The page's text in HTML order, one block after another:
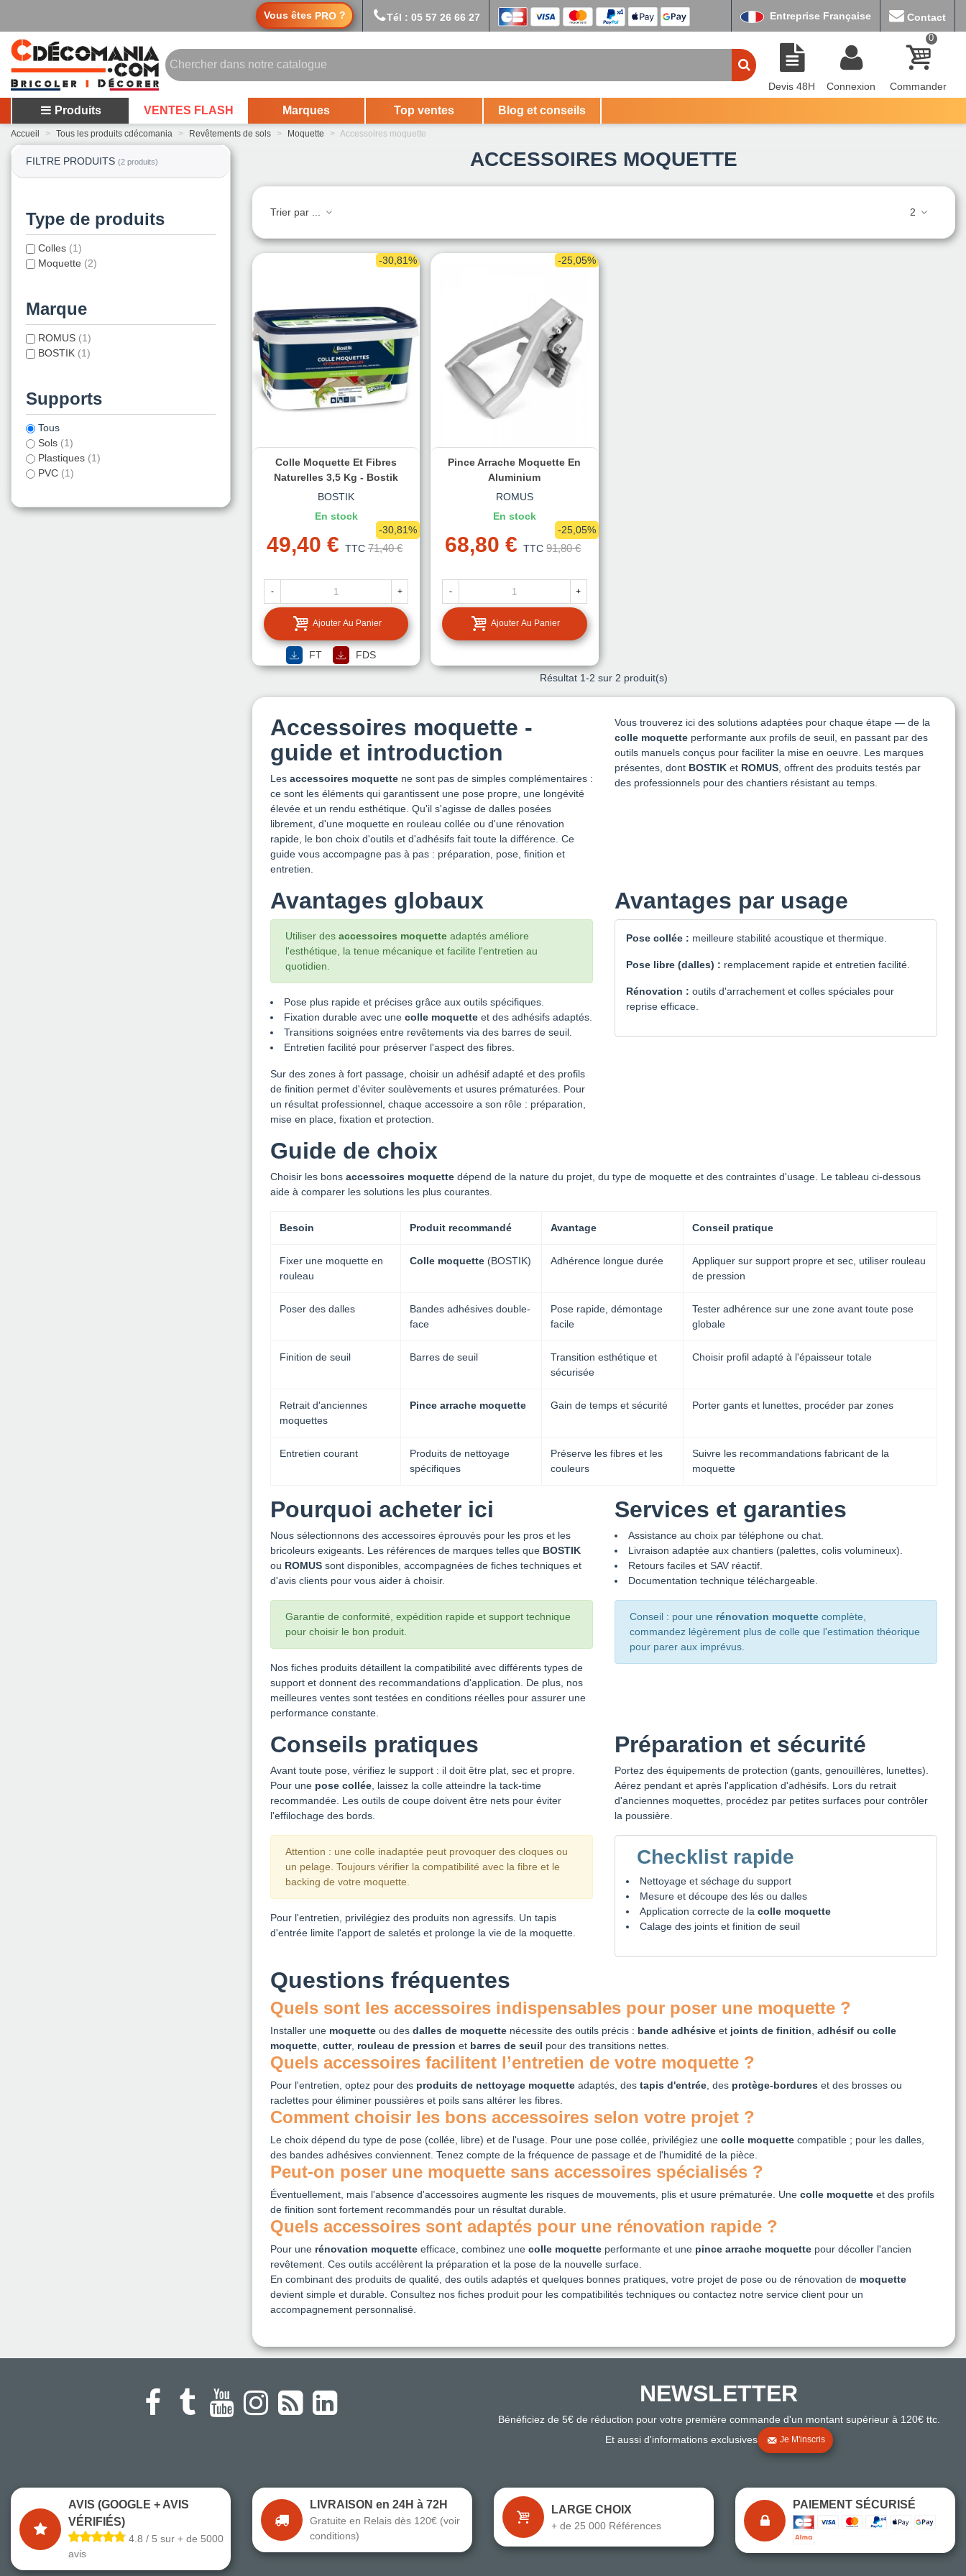
Vous êtes PRO ? Tél : 05 57 26 66 27 Entreprise Française Contact
Devis 48H Connexion
0
Commander
Produits VENTES FLASH Marques Top ventes Blog et conseils
Accueil > Tous les produits cdécomania > Revêtements de sols > Moquette > Accessoires moquette
FILTRE PRODUITS (2 produits)
Type de produits
Colles (1)
Moquette (2)
Marque
ROMUS (1)
BOSTIK (1)
Supports
Tous
Sols (1)
Plastiques (1)
PVC (1)
ACCESSOIRES MOQUETTE
Trier par ... 2
-30,81%
Colle Moquette Et Fibres
Naturelles 3,5 Kg - Bostik
BOSTIK
En stock
49,40 € TTC 71,40 €
-30,81%
- +
Ajouter Au Panier
FT FDS
-25,05%
Pince Arrache Moquette En
Aluminium
ROMUS
En stock
68,80 € TTC 91,80 €
-25,05%
- +
Ajouter Au Panier
Résultat 1-2 sur 2 produit(s)
Accessoires moquette -
guide et introduction
Les accessoires moquette ne sont pas de simples complémentaires :
ce sont les éléments qui garantissent une pose propre, une longévité
élevée et un rendu esthétique. Qu'il s'agisse de dalles posées
librement, d'une moquette en rouleau collée ou d'une rénovation
rapide, le bon choix d'outils et d'adhésifs fait toute la différence. Ce
guide vous accompagne pas à pas : préparation, pose, finition et
entretien.
Vous trouverez ici des solutions adaptées pour chaque étape — de la
colle moquette performante aux profils de seuil, en passant par des
outils manuels conçus pour faciliter la mise en oeuvre. Les marques
présentes, dont BOSTIK et ROMUS, offrent des produits testés par
des professionnels pour des chantiers résistant au temps.
Avantages globaux
Utiliser des accessoires moquette adaptés améliore
l'esthétique, la tenue mécanique et facilite l'entretien au
quotidien.
Pose plus rapide et précises grâce aux outils spécifiques.
Fixation durable avec une colle moquette et des adhésifs adaptés.
Transitions soignées entre revêtements via des barres de seuil.
Entretien facilité pour préserver l'aspect des fibres.
Sur des zones à fort passage, choisir un adhésif adapté et des profils
de finition permet d'éviter soulèvements et usures prématurées. Pour
un résultat professionnel, chaque accessoire a son rôle : préparation,
mise en place, fixation et protection.
Avantages par usage
Pose collée : meilleure stabilité acoustique et thermique.
Pose libre (dalles) : remplacement rapide et entretien facilité.
Rénovation : outils d'arrachement et colles spéciales pour
reprise efficace.
Guide de choix
Choisir les bons accessoires moquette dépend de la nature du projet, du type de moquette et des contraintes d'usage. Le tableau ci-dessous
aide à comparer les solutions les plus courantes.
Besoin Produit recommandé Avantage Conseil pratique
Fixer une moquette en
rouleau
Colle moquette (BOSTIK) Adhérence longue durée
Appliquer sur support propre et sec, utiliser rouleau
de pression
Poser des dalles
Bandes adhésives double-
face
Pose rapide, démontage
facile
Tester adhérence sur une zone avant toute pose
globale
Finition de seuil Barres de seuil
Transition esthétique et
sécurisée
Choisir profil adapté à l'épaisseur totale
Retrait d'anciennes
moquettes
Pince arrache moquette Gain de temps et sécurité Porter gants et lunettes, procéder par zones
Entretien courant
Produits de nettoyage
spécifiques
Préserve les fibres et les
couleurs
Suivre les recommandations fabricant de la
moquette
Pourquoi acheter ici
Nous sélectionnons des accessoires éprouvés pour les pros et les
bricoleurs exigeants. Les références de marques telles que BOSTIK
ou ROMUS sont disponibles, accompagnées de fiches techniques et
d'avis clients pour vous aider à choisir.
Garantie de conformité, expédition rapide et support technique
pour choisir le bon produit.
Nos fiches produits détaillent la compatibilité avec différents types de
support et donnent des recommandations d'application. De plus, nos
meilleures ventes sont testées en conditions réelles pour assurer une
performance constante.
Services et garanties
Assistance au choix par téléphone ou chat.
Livraison adaptée aux chantiers (palettes, colis volumineux).
Retours faciles et SAV réactif.
Documentation technique téléchargeable.
Conseil : pour une rénovation moquette complète,
commandez légèrement plus de colle que l'estimation théorique
pour parer aux imprévus.
Conseils pratiques
Avant toute pose, vérifiez le support : il doit être plat, sec et propre.
Pour une pose collée, laissez la colle atteindre la tack-time
recommandée. Les outils de coupe doivent être nets pour éviter
l'effilochage des bords.
Attention : une colle inadaptée peut provoquer des cloques ou
un pelage. Toujours vérifier la compatibilité avec la fibre et le
backing de votre moquette.
Pour l'entretien, privilégiez des produits non agressifs. Un tapis
d'entrée limite l'apport de saletés et prolonge la vie de la moquette.
Préparation et sécurité
Portez des équipements de protection (gants, genouillères, lunettes).
Aérez pendant et après l'application d'adhésifs. Lors du retrait
d'anciennes moquettes, procédez par petites surfaces pour contrôler
la poussière.
Checklist rapide
Nettoyage et séchage du support
Mesure et découpe des lés ou dalles
Application correcte de la colle moquette
Calage des joints et finition de seuil
Questions fréquentes
Quels sont les accessoires indispensables pour poser une moquette ?
Installer une moquette ou des dalles de moquette nécessite des outils précis : bande adhésive et joints de finition, adhésif ou colle
moquette, cutter, rouleau de pression et barres de seuil pour des transitions nettes.
Quels accessoires facilitent l’entretien de votre moquette ?
Pour l'entretien, optez pour des produits de nettoyage moquette adaptés, des tapis d'entrée, des protège-bordures et des brosses ou
raclettes pour éliminer poussières et poils sans altérer les fibres.
Comment choisir les bons accessoires selon votre projet ?
Le choix dépend du type de pose (collée, libre) et de l'usage. Pour une pose collée, privilégiez une colle moquette compatible ; pour les dalles,
des bandes adhésives conviennent. Tenez compte de la fréquence de passage et de l'humidité de la pièce.
Peut-on poser une moquette sans accessoires spécialisés ?
Éventuellement, mais l'absence d'accessoires augmente les risques de mouvements, plis et usure prématurée. Une colle moquette et des profils
de finition sont fortement recommandés pour un résultat durable.
Quels accessoires sont adaptés pour une rénovation rapide ?
Pour une rénovation moquette efficace, combinez une colle moquette performante et une pince arrache moquette pour décoller l'ancien
revêtement. Ces outils accélèrent la préparation et la pose de la nouvelle surface.
En combinant des produits de qualité, des outils adaptés et quelques bonnes pratiques, votre projet de pose ou de rénovation de moquette
devient simple et durable. Consultez nos fiches produit pour les compatibilités techniques ou contactez notre service client pour un
accompagnement personnalisé.
NEWSLETTER
Bénéficiez de 5€ de réduction pour votre première commande d'un montant supérieur à 120€ ttc.
Et aussi d'informations exclusives
Je M'inscris
AVIS (GOOGLE + AVIS
VÉRIFIÉS)
4.8 / 5 sur + de 5000
avis
LIVRAISON en 24H à 72H
Gratuite en Relais dès 120€ (voir
conditions)
LARGE CHOIX
+ de 25 000 Références
PAIEMENT SÉCURISÉ